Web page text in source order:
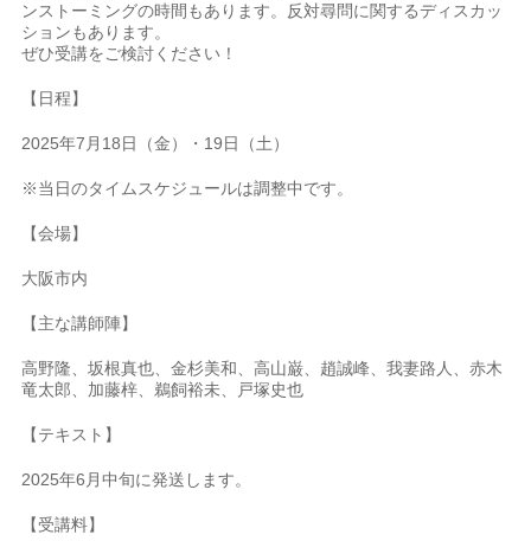
ンストーミングの時間もあります。反対尋問に関するディスカッ
ションもあります。
ぜひ受講をご検討ください！
【日程】
2025年7月18日（金）・19日（土）
※当日のタイムスケジュールは調整中です。
【会場】
大阪市内
【主な講師陣】
高野隆、坂根真也、金杉美和、高山巌、趙誠峰、我妻路人、赤木
竜太郎、加藤梓、鵜飼裕未、戸塚史也
【テキスト】
2025年6月中旬に発送します。
【受講料】